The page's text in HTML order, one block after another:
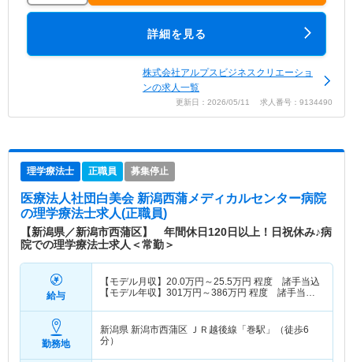
詳細を見る
株式会社アルプスビジネスクリエーショ
ンの求人一覧
更新日：2026/05/11 求人番号：9134490
理学療法士 正職員 募集停止
医療法人社団白美会 新潟西蒲メディカルセンター病院
の理学療法士求人(正職員)
【新潟県／新潟市西蒲区】 年間休日120日以上！日祝休み♪病
院での理学療法士求人＜常勤＞
給与
【モデル月収】 20.0万円～25.5万円 程度 諸手当込
【モデル年収】 301万円～386万円 程度 諸手当・
勤務地
新潟県 新潟市西蒲区 ＪＲ越後線「巻駅」（徒歩6
分）